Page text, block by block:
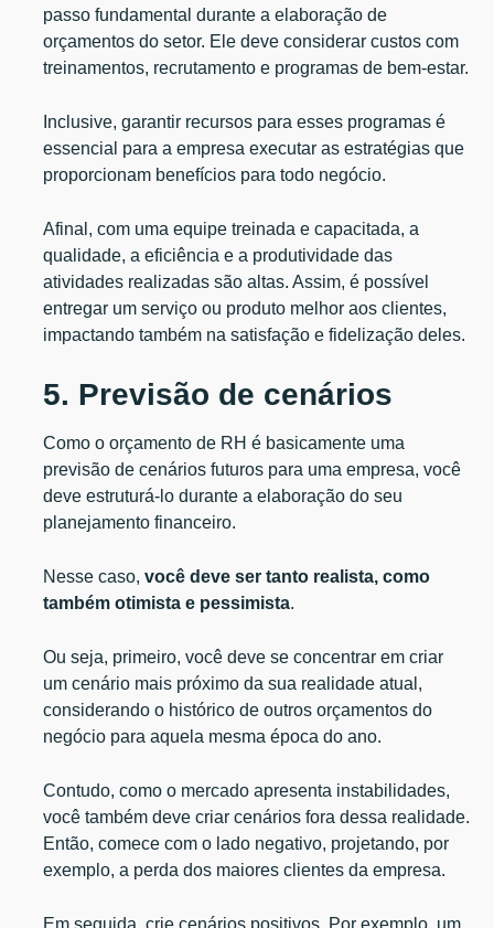
passo fundamental durante a elaboração de
orçamentos do setor. Ele deve considerar custos com
treinamentos, recrutamento e programas de bem-estar.
Inclusive, garantir recursos para esses programas é
essencial para a empresa executar as estratégias que
proporcionam benefícios para todo negócio.
Afinal, com uma equipe treinada e capacitada, a
qualidade, a eficiência e a produtividade das
atividades realizadas são altas. Assim, é possível
entregar um serviço ou produto melhor aos clientes,
impactando também na satisfação e fidelização deles.
5. Previsão de cenários
Como o orçamento de RH é basicamente uma
previsão de cenários futuros para uma empresa, você
deve estruturá-lo durante a elaboração do seu
planejamento financeiro.
Nesse caso,você deve ser tanto realista, como
também otimista e pessimista.
Ou seja, primeiro, você deve se concentrar em criar
um cenário mais próximo da sua realidade atual,
considerando o histórico de outros orçamentos do
negócio para aquela mesma época do ano.
Contudo, como o mercado apresenta instabilidades,
você também deve criar cenários fora dessa realidade.
Então, comece com o lado negativo, projetando, por
exemplo, a perda dos maiores clientes da empresa.